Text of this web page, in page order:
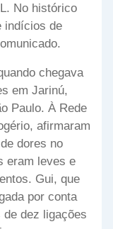
No histórico
indícios de
chegava
em Jarinú,
Paulo. À Rede
afirmaram
dores no
eram leves e
Gui, que
por conta
dez ligações